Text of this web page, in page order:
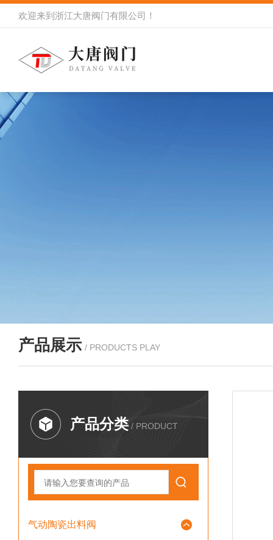
欢迎来到 浙江大唐阀门有限公司 ！
产品展示 / PRODUCTS PLAY
产品分类 / PRODUCT
气动陶瓷出料阀